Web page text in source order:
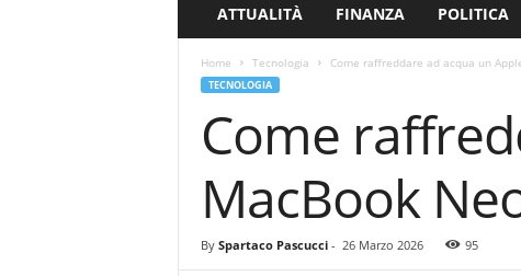
ATTUALITÀ FINANZA POLITICA
Home Tecnologia Come raffreddare ad acqua un
TECNOLOGIA
Come
MacBook
By Spartaco Pascucci- 26 Marzo 2026 95